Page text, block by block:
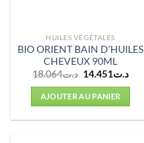
HUILES VÉGÉTALES
BIO ORIENT BAIN D’HUILES
CHEVEUX 90ML
د.ت18.064
Le
initial
était :
د.ت18.064.
د.ت14.451
Le
AJOUTER AU PANIER